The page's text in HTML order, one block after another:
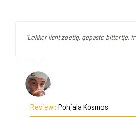
"Lekker licht zoetig, gepaste bittertje,
Review : Pohjala Kosmos